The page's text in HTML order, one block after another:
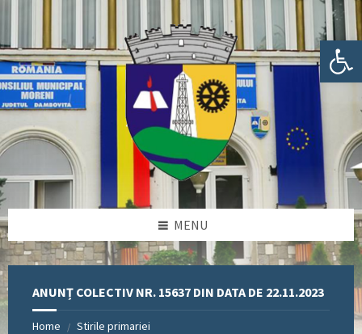
Deschide bara de unelte
sidebar
sidebar
MENU
ANUNȚ COLECTIV NR. 15637 DIN DATA DE 22.11.2023
Home / Stirile primariei